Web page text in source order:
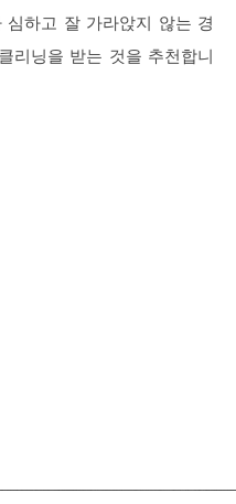
심하고 잘 가라앉지 않는 경
리닝을 받는 것을 추천합니